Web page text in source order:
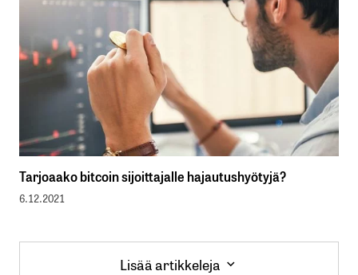
Tarjoaako bitcoin sijoittajalle hajautushyötyjä?
6.12.2021
Lisää artikkeleja